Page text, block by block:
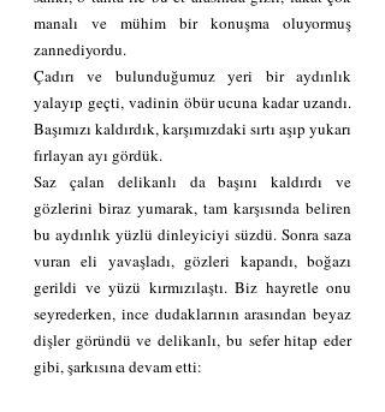
manalı ve mühim bir konuşma oluyormuş
zannediyordu.
Çadırı ve bulunduğumuz yeri bir aydınlık
yalayıp geçti, vadinin öbür ucuna kadar uzandı.
Başımızı kaldırdık, karşımızdaki sırtı aşıp yukarı
fırlayan ayı gördük.
Saz çalan delikanlı da başını kaldırdı ve
gözlerini biraz yumarak, tam karşısında beliren
bu aydınlık yüzlü dinleyiciyi süzdü. Sonra saza
vuran eli yavaşladı, gözleri kapandı, boğazı
gerildi ve yüzü kırmızılaştı. Biz hayretle onu
seyrederken, ince dudaklarının arasından beyaz
dişler göründü ve delikanlı, bu sefer hitap eder
gibi, şarkısına devam etti: